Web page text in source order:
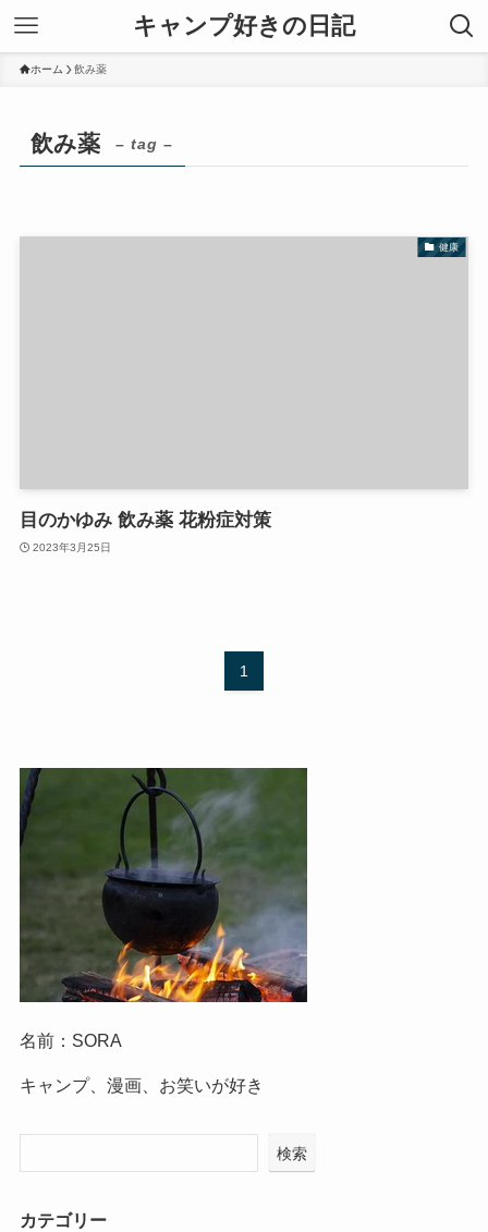
キャンプ好きの日記
ホーム 飲み薬
飲み薬 – tag –
健康
目のかゆみ 飲み薬 花粉症対策
2023年3月25日
1
名前：SORA
キャンプ、漫画、お笑いが好き
検索
カテゴリー